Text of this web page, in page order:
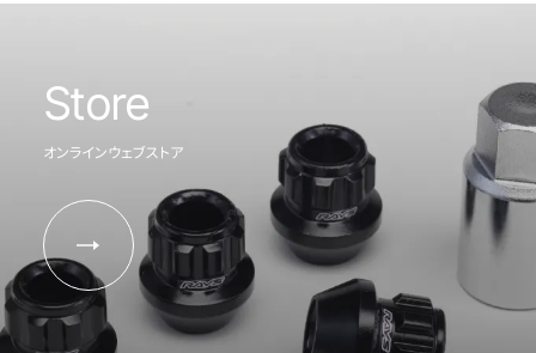
Store
オンラインウェブストア